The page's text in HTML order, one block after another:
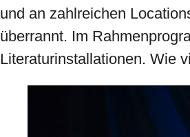
und an zahlreichen
überrannt. Im
Literaturinstallationen. Wie